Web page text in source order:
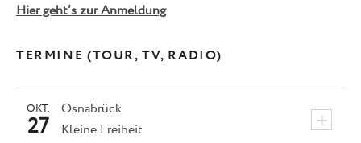
Hier geht’s zur Anmeldung
TERMINE (TOUR, TV, RADIO)
Osnabrück +
OKT.
27 Kleine Freiheit